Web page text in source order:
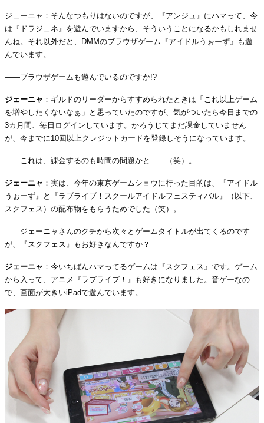
ジェーニャ：そんなつもりはないのですが、『アンジュ』にハマって、今
は『ドラジェネ』を遊んでいますから、そういうことになるかもしれませ
んね。それ以外だと、DMMのブラウザゲーム『アイドルうぉーず』も遊
んでいます。
――ブラウザゲームも遊んでいるのですか!?
ジェーニャ ：ギルドのリーダーからすすめられたときは「これ以上ゲーム
を増やしたくないなぁ」と思っていたのですが、気がついたら今日までの
3カ月間、毎日ログインしています。かろうじてまだ課金していません
が、今までに10回以上クレジットカードを登録しそうになっています。
――これは、課金するのも時間の問題かと……（笑）。
ジェーニャ ：実は、今年の東京ゲームショウに行った目的は、『アイドル
うぉーず』と『ラブライブ！スクールアイドルフェスティバル』（以下、
スクフェス）の配布物をもらうためでした（笑）。
――ジェーニャさんのクチから次々とゲームタイトルが出てくるのです
が、『スクフェス』もお好きなんですか？
ジェーニャ ：今いちばんハマってるゲームは『スクフェス』です。ゲーム
から入って、アニメ『ラブライブ！』も好きになりました。音ゲーなの
で、画面が大きいiPadで遊んでいます。